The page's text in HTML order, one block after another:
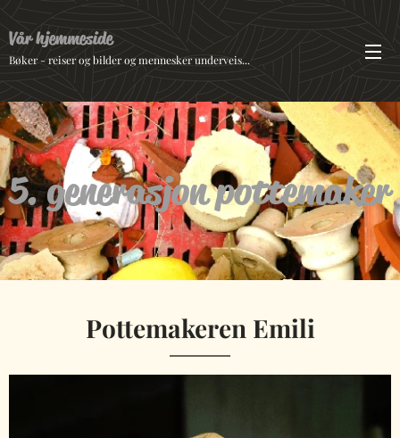
Vår hjemmeside
Bøker - reiser og bilder og mennesker underveis...
5. generasjon pottemaker
Pottemakeren Emili